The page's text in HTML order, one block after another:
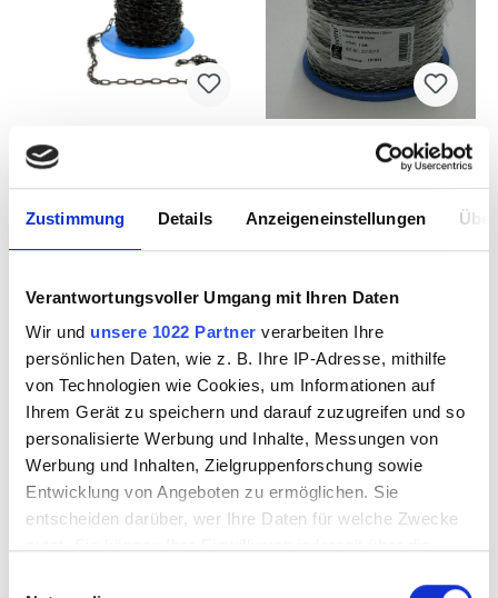
Zustimmung Details Anzeigeneinstellungen
Verantwortungsvoller Umgang mit Ihren Daten
Wir und unsere 1022 Partner verarbeiten Ihre
persönlichen Daten, wie z. B. Ihre IP-Adresse, mithilfe
von Technologien wie Cookies, um Informationen auf
Ihrem Gerät zu speichern und darauf zuzugreifen und so
personalisierte Werbung und Inhalte, Messungen von
Werbung und Inhalten, Zielgruppenforschung sowie
Entwicklung von Angeboten zu ermöglichen. Sie
entscheiden darüber, wer Ihre Daten für welche Zwecke
Bilderkette